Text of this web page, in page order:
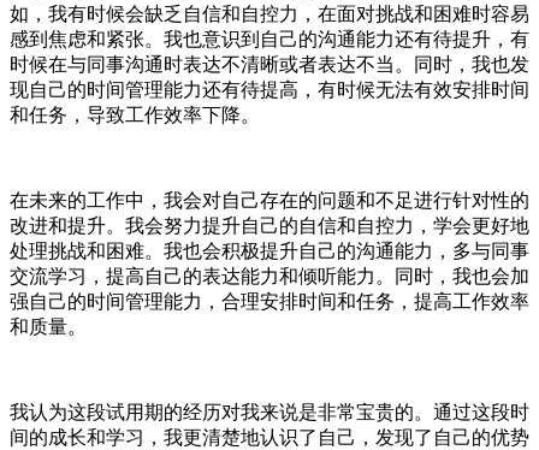
如，我有时候会缺乏自信和自控力，在面对挑战和困难时容易
感到焦虑和紧张。我也意识到自己的沟通能力还有待提升，有
时候在与同事沟通时表达不清晰或者表达不当。同时，我也发
现自己的时间管理能力还有待提高，有时候无法有效安排时间
和任务，导致工作效率下降。
在未来的工作中，我会对自己存在的问题和不足进行针对性的
改进和提升。我会努力提升自己的自信和自控力，学会更好地
处理挑战和困难。我也会积极提升自己的沟通能力，多与同事
交流学习，提高自己的表达能力和倾听能力。同时，我也会加
强自己的时间管理能力，合理安排时间和任务，提高工作效率
和质量。
我认为这段试用期的经历对我来说是非常宝贵的。通过这段时
间的成长和学习，我更清楚地认识了自己，发现了自己的优势